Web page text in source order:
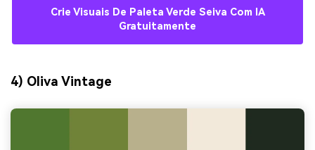
Crie Visuais De Paleta Verde Seiva Com IA
Gratuitamente
4) Oliva Vintage